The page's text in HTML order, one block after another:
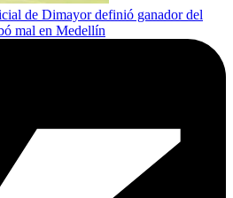
de Dimayor definió ganador del
mal en Medellín